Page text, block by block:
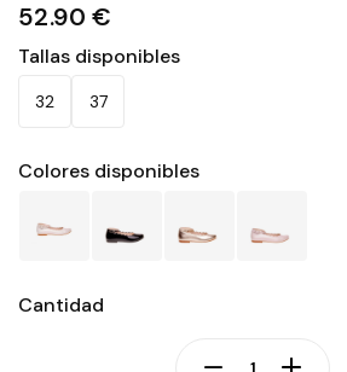
52.90 €
Tallas disponibles
32 37
Colores disponibles
Cantidad